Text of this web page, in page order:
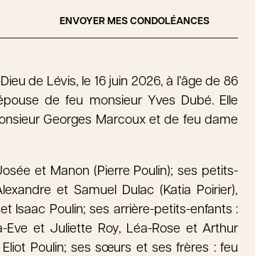
ENVOYER MES CONDOLÉANCES
de Lévis, le 16 juin 2026, à l’âge de 86
de feu monsieur Yves Dubé. Elle
Georges Marcoux et de feu dame
et Manon (Pierre Poulin); ses petits-
et Samuel Dulac (Katia Poirier),
Isaac Poulin; ses arrière-petits-enfants :
Eve et Juliette Roy, Léa-Rose et Arthur
Poulin; ses sœurs et ses frères : feu